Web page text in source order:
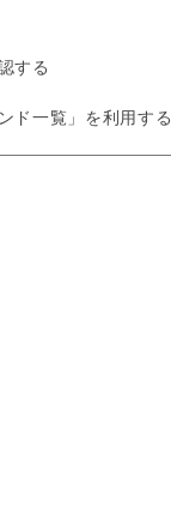
する
ド一覧」を利用する